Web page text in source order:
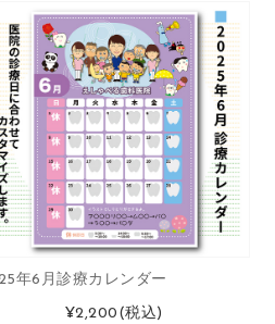
年6月診療カレンダー
¥2,200 (税込)